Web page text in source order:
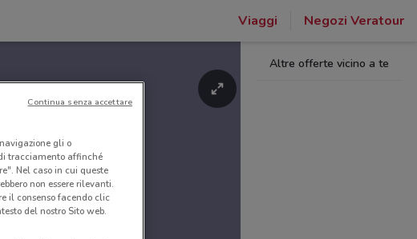
Viaggi Negozi Veratour
Altre offerte vicino a te
gli o
tracciamento affinché
Nel caso in cui queste
non essere rilevanti.
il consenso facendo clic
del nostro Sito web.
Continua senza accettare